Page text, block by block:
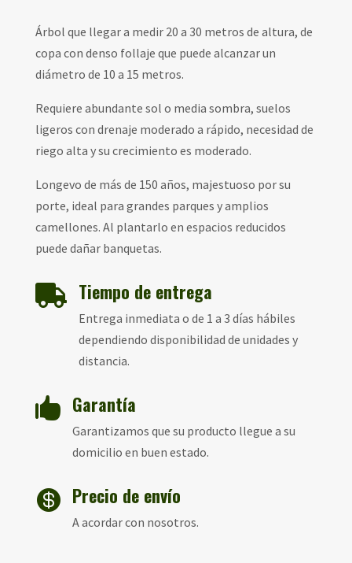
Árbol que llegar a medir 20 a 30 metros de altura, de
copa con denso follaje que puede alcanzar un
diámetro de 10 a 15 metros.
Requiere abundante sol o media sombra, suelos
ligeros con drenaje moderado a rápido, necesidad de
riego alta y su crecimiento es moderado.
Longevo de más de 150 años, majestuoso por su
porte, ideal para grandes parques y amplios
camellones. Al plantarlo en espacios reducidos
puede dañar banquetas.
 Tiempo de entrega
Entrega inmediata o de 1 a 3 días hábiles
dependiendo disponibilidad de unidades y
distancia.
 Garantía
Garantizamos que su producto llegue a su
domicilio en buen estado.
 Precio de envío
A acordar con nosotros.